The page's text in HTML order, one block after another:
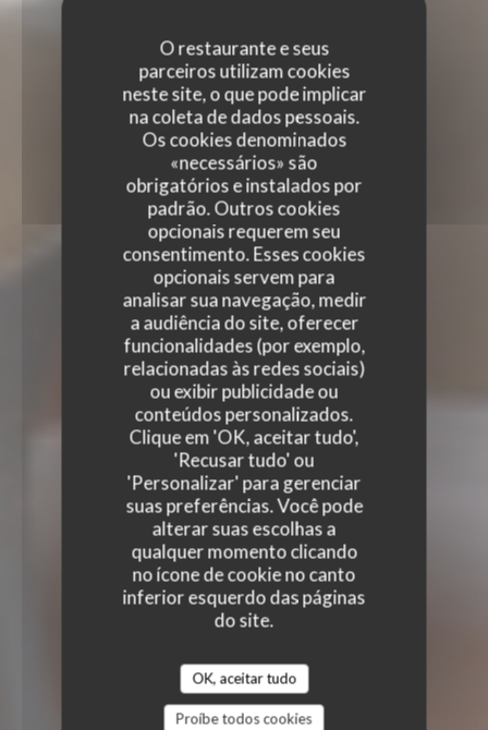
O restaurante e seus
parceiros utilizam cookies
neste site, o que pode implicar
na coleta de dados pessoais.
Os cookies denominados
«necessários» são
obrigatórios e instalados por
padrão. Outros cookies
opcionais requerem seu
consentimento. Esses cookies
opcionais servem para
analisar sua navegação, medir
a audiência do site, oferecer
funcionalidades (por exemplo,
relacionadas às redes sociais)
ou exibir publicidade ou
conteúdos personalizados.
Clique em 'OK, aceitar tudo',
'Recusar tudo' ou
'Personalizar' para gerenciar
suas preferências. Você pode
alterar suas escolhas a
qualquer momento clicando
no ícone de cookie no canto
inferior esquerdo das páginas
do site.
OK, aceitar tudo
Proíbe todos cookies